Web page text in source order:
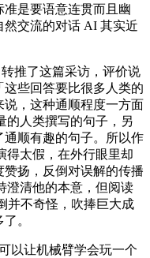
是要语意连贯而且幽
交流的对话 AI 其实近
推了这篇采访，评价说
些回答要比很多人类的
说，这种通顺程度一方面
的人类撰写的句子，另
顺有趣的句子。所以作
得太假，在外行眼里却
扬，反倒对误解的传播
澄清他的本意，但阅读
不奇怪，吹捧巨大成
。
让机械臂学会玩一个